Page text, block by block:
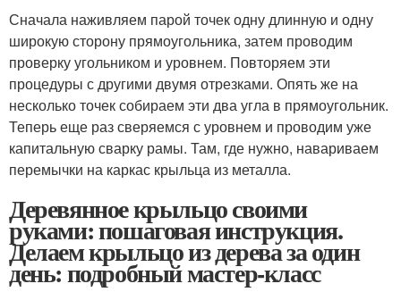
Сначала наживляем парой точек одну длинную и одну
широкую сторону прямоугольника, затем проводим
проверку угольником и уровнем. Повторяем эти
процедуры с другими двумя отрезками. Опять же на
несколько точек собираем эти два угла в прямоугольник.
Теперь еще раз сверяемся с уровнем и проводим уже
капитальную сварку рамы. Там, где нужно, навариваем
перемычки на каркас крыльца из металла.
Деревянное крыльцо своими
руками: пошаговая инструкция.
Делаем крыльцо из дерева за один
день: подробный мастер-класс